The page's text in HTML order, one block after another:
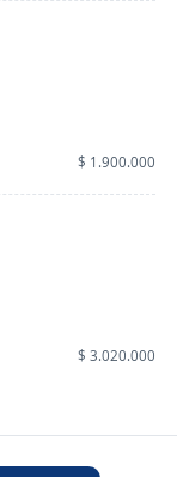
$ 1.900.000
$ 3.020.000